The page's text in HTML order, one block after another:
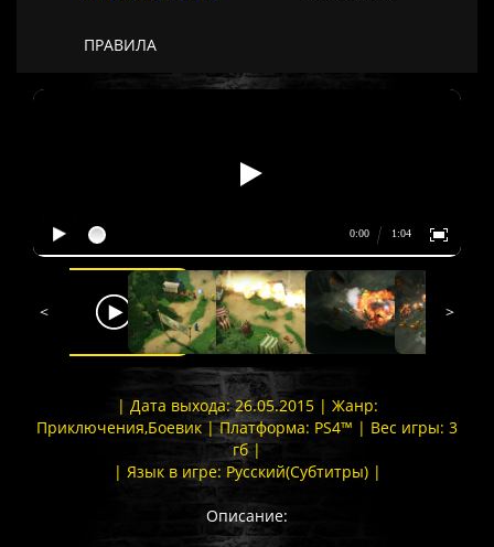
ПРАВИЛА
< >
| Дата выхода: 26.05.2015 | Жанр:
Приключения,Боевик | Платформа: PS4™ | Вес игры: 3
гб |
| Язык в игре: Русский(Субтитры) |
Описание: